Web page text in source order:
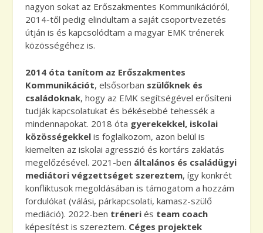
nagyon sokat az Erőszakmentes Kommunikációról,
2014-től pedig elindultam a saját csoportvezetés
útján is és kapcsolódtam a magyar EMK trénerek
közösségéhez is.
2014 óta tanítom az Erőszakmentes
Kommunikációt, elsősorban szülőknek és
családoknak, hogy az EMK segítségével erősíteni
tudják kapcsolatukat és békésebbé tehessék a
mindennapokat. 2018 óta gyerekekkel, iskolai
közösségekkelis foglalkozom, azon belül is
kiemelten az iskolai agresszió és kortárs zaklatás
megelőzésével. 2021-ben általános és családügyi
mediátori végzettséget szereztem, így konkrét
konfliktusok megoldásában is támogatom a hozzám
fordulókat (válási, párkapcsolati, kamasz-szülő
mediáció). 2022-ben tréneriés team coach
képesítést is szereztem. Céges projektek